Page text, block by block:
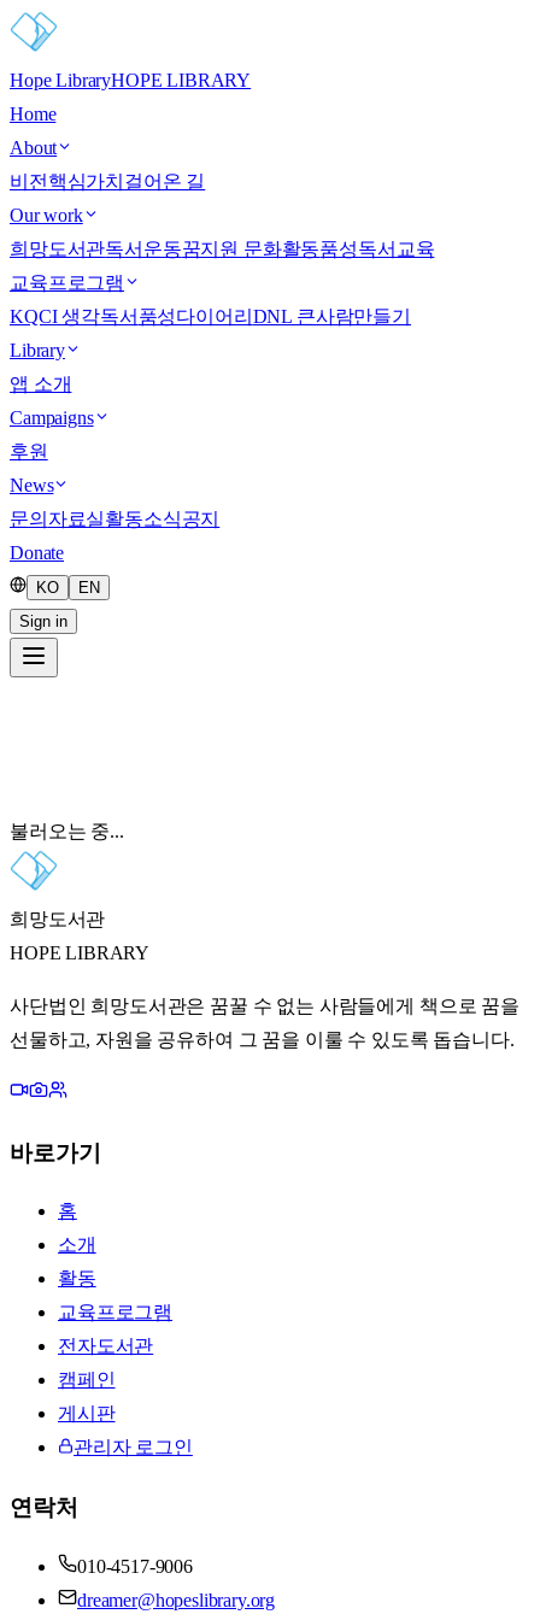
Hope LibraryHOPE LIBRARY
Home
About
비전 핵심가치 걸어온 길
Our work
희망도서관독서운동꿈지원 문화활동품성독서교육
교육프로그램
KQCI 생각독서 품성다이어리 DNL 큰사람만들기
Library
앱 소개
Campaigns
후원
News
문의 자료실활동소식공지
Donate
KO
EN
Sign in
불러오는 중...
희망도서관
HOPE LIBRARY
사단법인 희망도서관은 꿈꿀 수 없는 사람들에게 책으로 꿈을
선물하고, 자원을 공유하여 그 꿈을 이룰 수 있도록 돕습니다.
바로가기
홈
소개
활동
교육프로그램
전자도서관
캠페인
게시판
관리자 로그인
연락처
010-4517-9006
dreamer@hopeslibrary.org